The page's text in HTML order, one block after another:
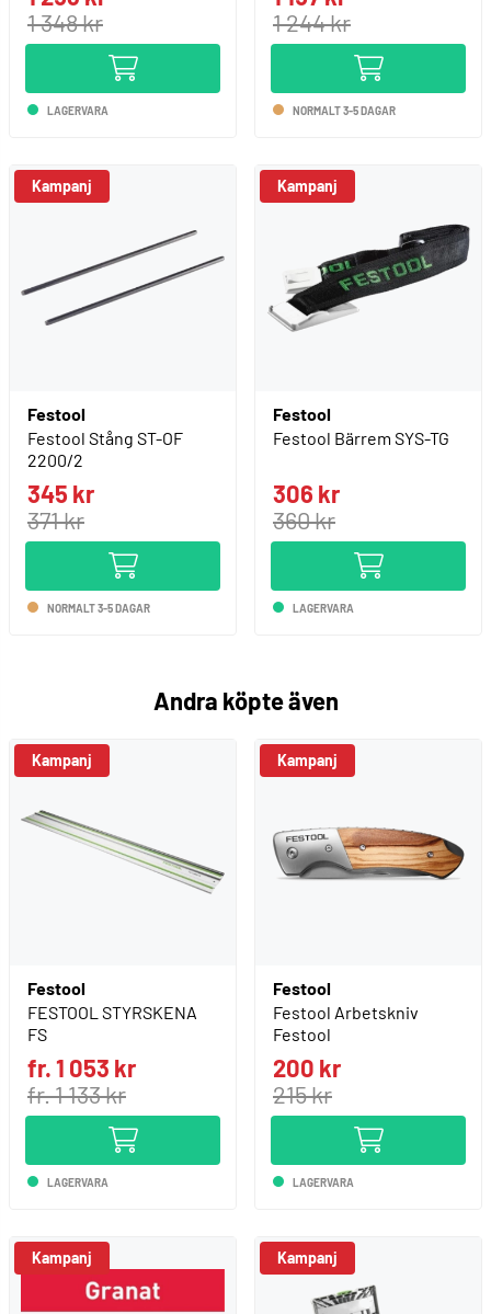
1 348 kr
LAGERVARA
1 244 kr
NORMALT 3-5 DAGAR
Kampanj
Festool
Festool Stång ST-OF
2200/2
345 kr
371 kr
NORMALT 3-5 DAGAR
Festool
Festool Bärrem SYS-TG
306 kr
360 kr
LAGERVARA
Andra köpte även
Kampanj
Festool
FESTOOL STYRSKENA
FS
fr. 1 053 kr
fr. 1 133 kr
LAGERVARA
Kampanj
Festool
Festool Arbetskniv
Festool
200 kr
215 kr
LAGERVARA
Kampanj Kampanj